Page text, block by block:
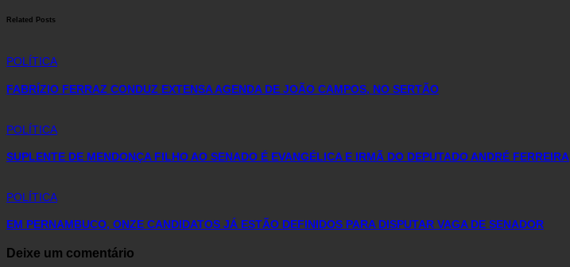
Related Posts
POLÍTICA
FABRÍZIO FERRAZ CONDUZ EXTENSA AGENDA DE JOÃO CAMPOS, NO SERTÃO
POLÍTICA
SUPLENTE DE MENDONÇA FILHO AO SENADO É EVANGÉLICA E IRMÃ DO DEPUTADO ANDRÉ FERREIRA
POLÍTICA
EM PERNAMBUCO, ONZE CANDIDATOS JÁ ESTÃO DEFINIDOS PARA DISPUTAR VAGA DE SENADOR
Deixe um comentário